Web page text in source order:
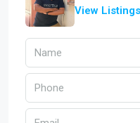
View Listings